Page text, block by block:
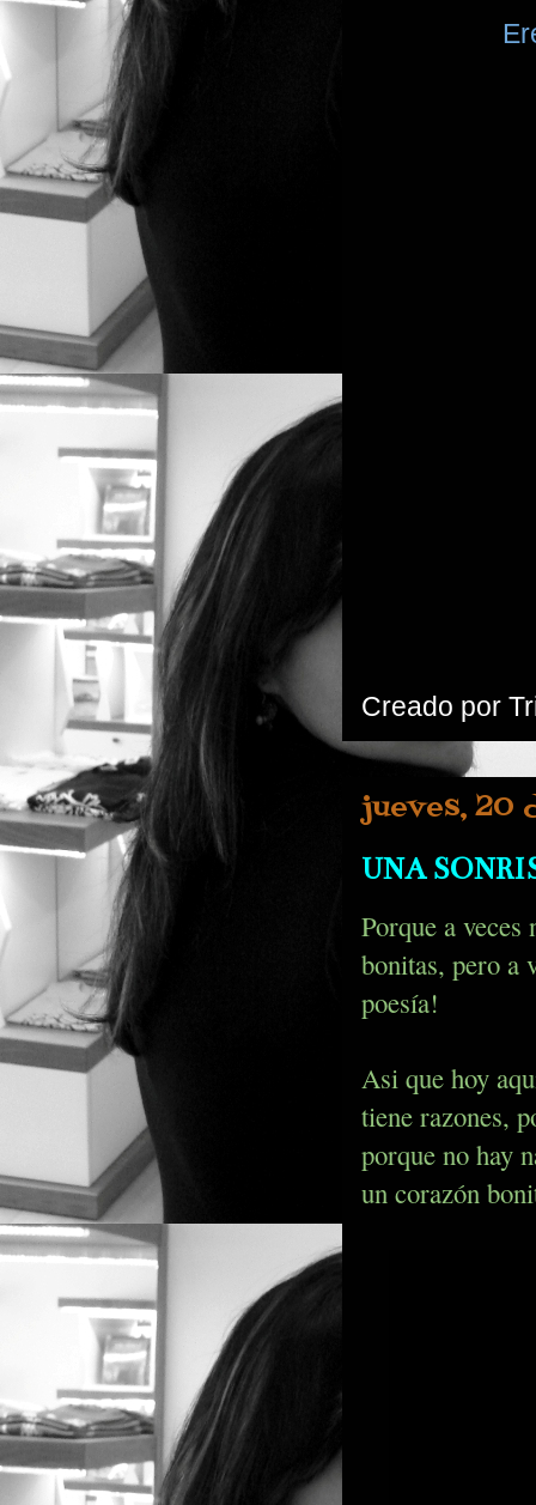
Creado por
jueves, 20
UNA
Porque a veces
bonitas, pero a
poesía!
Asi que hoy
tiene razones,
porque no hay
un corazón